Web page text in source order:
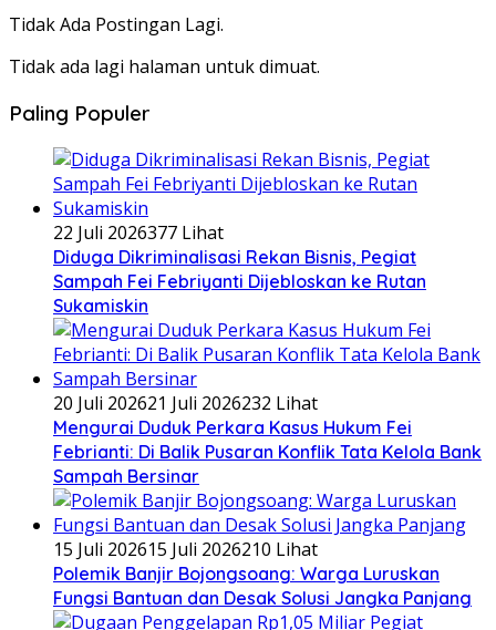
Tidak Ada Postingan Lagi.
Tidak ada lagi halaman untuk dimuat.
Paling Populer
22 Juli 2026377 Lihat
Diduga Dikriminalisasi Rekan Bisnis, Pegiat
Sampah Fei Febriyanti Dijebloskan ke Rutan
Sukamiskin
20 Juli 202621 Juli 2026232 Lihat
​Mengurai Duduk Perkara Kasus Hukum Fei
Febrianti: Di Balik Pusaran Konflik Tata Kelola Bank
Sampah Bersinar
15 Juli 202615 Juli 2026210 Lihat
Polemik Banjir Bojongsoang: Warga Luruskan
Fungsi Bantuan dan Desak Solusi Jangka Panjang